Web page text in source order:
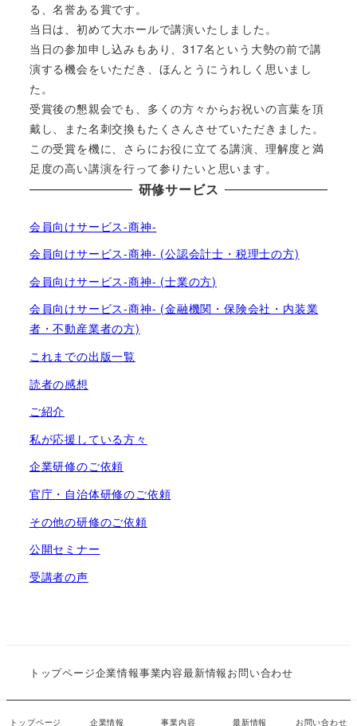
る、名誉ある賞です。
当日は、初めて大ホールで講演いたしました。
当日の参加申し込みもあり、317名という大勢の前で講
演する機会をいただき、ほんとうにうれしく思いまし
た。
受賞後の懇親会でも、多くの方々からお祝いの言葉を頂
戴し、また名刺交換もたくさんさせていただきました。
この受賞を機に、さらにお役に立てる講演、理解度と満
足度の高い講演を行って参りたいと思います。
研修サービス
会員向けサービス-商神-
会員向けサービス-商神- (公認会計士・税理士の方)
会員向けサービス-商神- (士業の方)
会員向けサービス-商神- (金融機関・保険会社・内装業
者・不動産業者の方)
これまでの出版一覧
読者の感想
ご紹介
私が応援している方々
企業研修のご依頼
官庁・自治体研修のご依頼
その他の研修のご依頼
公開セミナー
受講者の声
トップページ企業情報事業内容最新情報お問い合わせ
トップページ 企業情報 事業内容 最新情報 お問い合わせ